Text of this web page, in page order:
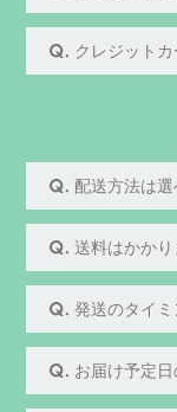
クレジット
配送方法は選
送料はかかり
発送のタイミ
お届け予定